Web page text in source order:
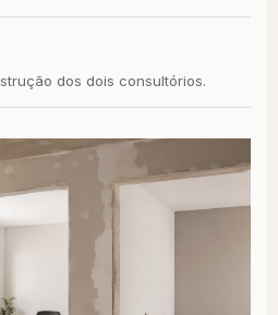
dos dois consultórios.